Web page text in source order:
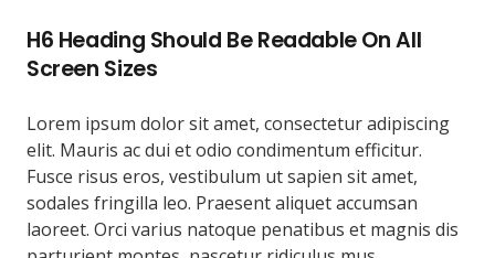
H6 Heading Should Be Readable On All
Screen Sizes
Lorem ipsum dolor sit amet, consectetur adipiscing
elit. Mauris ac dui et odio condimentum efficitur.
Fusce risus eros, vestibulum ut sapien sit amet,
sodales fringilla leo. Praesent aliquet accumsan
laoreet. Orci varius natoque penatibus et magnis dis